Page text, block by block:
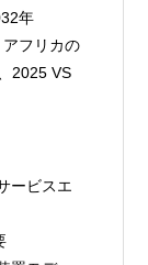
年
2025 VS